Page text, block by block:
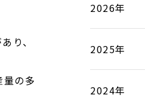
り、
の多
2026年
2025年
2024年